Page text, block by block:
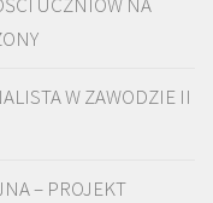
W ZAWODZIE II
– PROJEKT